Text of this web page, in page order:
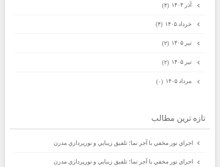
آذر ۱۴۰۴ (۴)
خرداد ۱۴۰۵ (۴)
تیر ۱۴۰۵ (۲)
تیر ۱۴۰۵ (۲)
مرداد ۱۴۰۵ (۰)
تازه ترين مطالب
اجراي نور مخفي با آجر نما؛ تلفيق زيبايي و نورپردازي مدرن
اجراي نور مخفي با آجر نما؛ تلفيق زيبايي و نورپردازي مدرن